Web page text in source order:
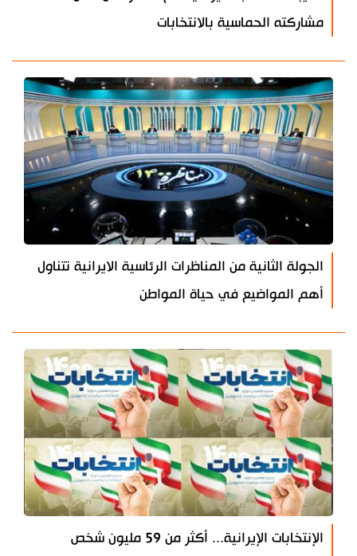
مشاركته الحماسية بالانتخابات
الجولة الثانية من المناظرات الرئاسية الايرانية تتناول
أهم المواضيع في حياة المواطن
الإنتخابات الإيرانية... أكثر من 59 مليون شخص